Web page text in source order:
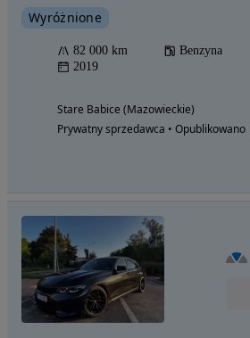
Wyróżnione
82 000 km Benzyna
2019
Stare Babice (Mazowieckie)
Prywatny sprzedawca • Opublikowano